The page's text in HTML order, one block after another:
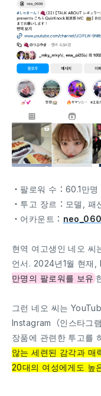
・팔로워 수：60.1만명
・투고 장르：모델, 패
・어카운트：
현역 여고생인 네오
언서. 2024년1월 현재
만명의 팔로워를 보유
그런 네오 씨는
Instagram（인스타그
장품에 관련한 투고를
않는 세련된 감각과 매
20대의 여성에게도 높